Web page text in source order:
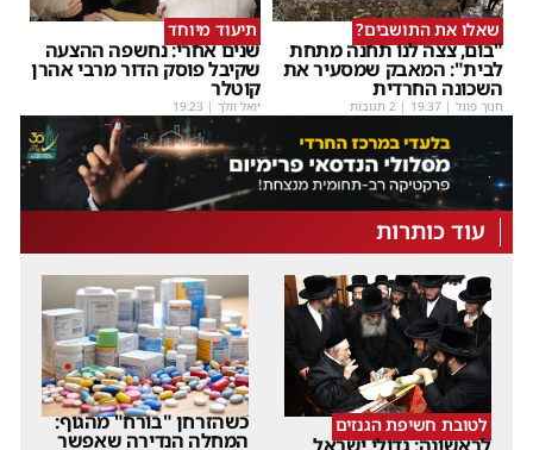
שאלו את התושבים?
"בום, צצה לנו תחנה מתחת
לבית": המאבק שמסעיר את
השכונה החרדית
חנוך פוגל |
19:37 | 2 תגובות
תיעוד מיוחד
שנים אחרי: נחשפה ההצעה
שקיבל פוסק הדור מרבי אהרן
קוטלר
יואל וולך |
19:23
עוד כותרות
לטובת חשיפת הגנזים כשהזרחן "בורח" מהגוף:
המחלה הנדירה שאפשר